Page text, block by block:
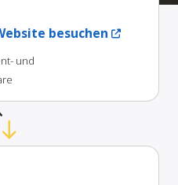
besuchen
und